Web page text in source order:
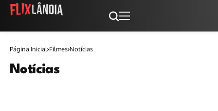
Página Inicial Filmes Notícias
Notícias